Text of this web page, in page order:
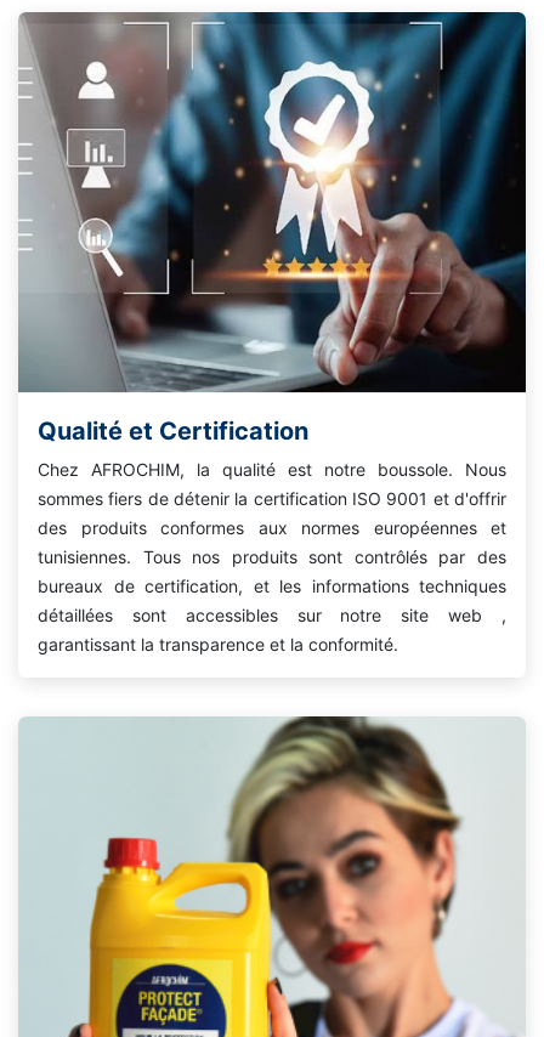
Qualité et Certification
Chez AFROCHIM, la qualité est notre boussole. Nous
sommes fiers de détenir la certification ISO 9001 et d'offrir
des produits conformes aux normes européennes et
tunisiennes. Tous nos produits sont contrôlés par des
bureaux de certification, et les informations techniques
détaillées sont accessibles sur notre site web ,
garantissant la transparence et la conformité.